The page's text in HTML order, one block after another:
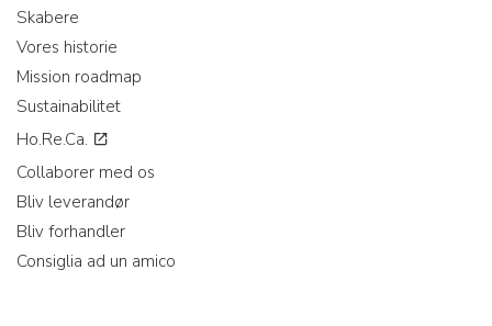
Skabere
Vores historie
Mission roadmap
Sustainabilitet
Ho.Re.Ca.
Collaborer med os
Bliv leverandør
Bliv forhandler
Consiglia ad un amico